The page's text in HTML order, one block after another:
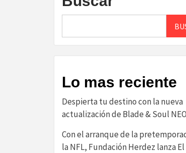
Lo mas reciente
Despierta tu destino con la nueva
actualización de Blade & Soul
Con el arranque de la
la NFL, Fundación Herdez lanza